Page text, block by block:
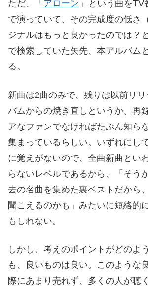
ただ、「 アローン 」という曲をTV
で演っていて、その完成度の低さ
ジナルはもっと良かったのでは？
で検索していた矢先、本アルバム
る。
新曲は2曲のみで、残りは以前リ
バムからの焼き直しというか、再
アなファンでなければたぶん知ら
集まっているらしい。いずれにし
に覚えがないので、全曲新曲とい
らないレベルであるから、「そう
去の名曲を集めた裏ベストだから
聞こえるのかも」みたいに短絡的
もしれない。
しかし、考えのポイントがどのよ
も、良いものは良い。このような
際にあまり売れず、多くの人が聴